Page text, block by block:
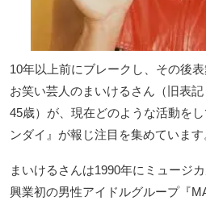
10年以上前にブレークし、その後
お笑い芸人のまいけるさん（旧表
45歳）が、現在どのような活動を
ンダイ』が報じ注目を集めています
まいけるさんは1990年にミュージ
興業初の男性アイドルグループ『